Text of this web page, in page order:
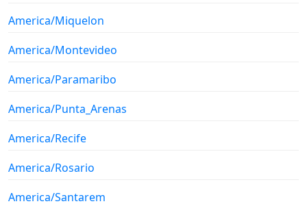
America/Miquelon
America/Montevideo
America/Paramaribo
America/Punta_Arenas
America/Recife
America/Rosario
America/Santarem